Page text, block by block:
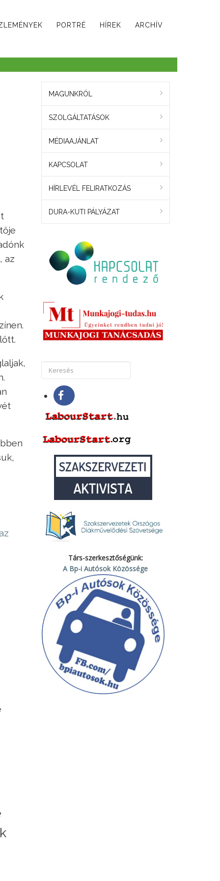
PORTRÉ HÍREK ARCHÍV
az
MAGUNKRÓL
SZOLGÁLTATÁSOK
MÉDIAAJÁNLAT
KAPCSOLAT
HÍRLEVÉL FELIRATKOZÁS
DURA-KUTI PÁLYÁZAT
Társ-szerkesztőségünk:
A Bp-i Autósok Közössége